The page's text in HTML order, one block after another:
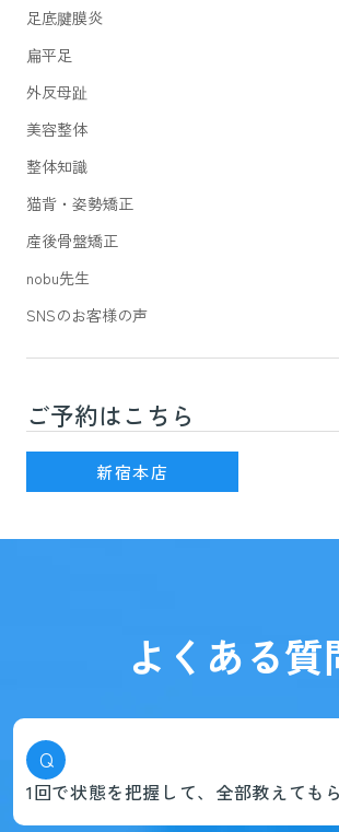
足底腱膜炎
扁平足
外反母趾
美容整体
整体知識
猫背・姿勢矯正
産後骨盤矯正
nobu先生
SNSのお客様の声
ご予約はこちら
新宿本店
よくある質
Q
1回で状態を把握して、全部教えても